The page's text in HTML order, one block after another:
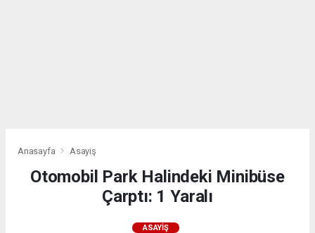
Anasayfa Asayiş
Otomobil Park Halindeki Minibüse
Çarptı: 1 Yaralı
ASAYIŞ